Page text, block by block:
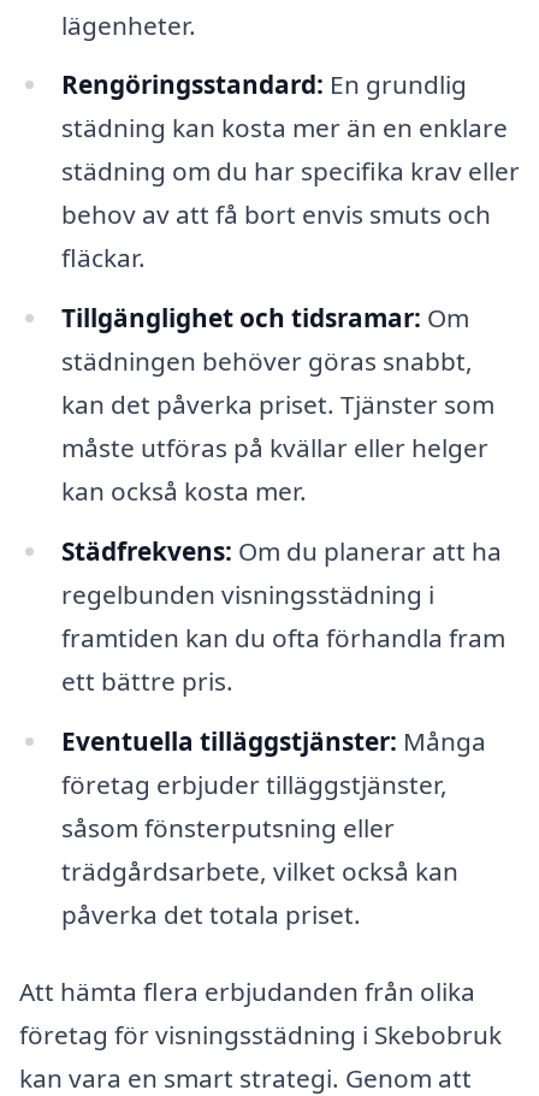
lägenheter.
Rengöringsstandard: En grundlig
städning kan kosta mer än en enklare
städning om du har specifika krav eller
behov av att få bort envis smuts och
fläckar.
Tillgänglighet och tidsramar: Om
städningen behöver göras snabbt,
kan det påverka priset. Tjänster som
måste utföras på kvällar eller helger
kan också kosta mer.
Städfrekvens: Om du planerar att ha
regelbunden visningsstädning i
framtiden kan du ofta förhandla fram
ett bättre pris.
Eventuella tilläggstjänster: Många
företag erbjuder tilläggstjänster,
såsom fönsterputsning eller
trädgårdsarbete, vilket också kan
påverka det totala priset.
Att hämta flera erbjudanden från olika
företag för visningsstädning i Skebobruk
kan vara en smart strategi. Genom att